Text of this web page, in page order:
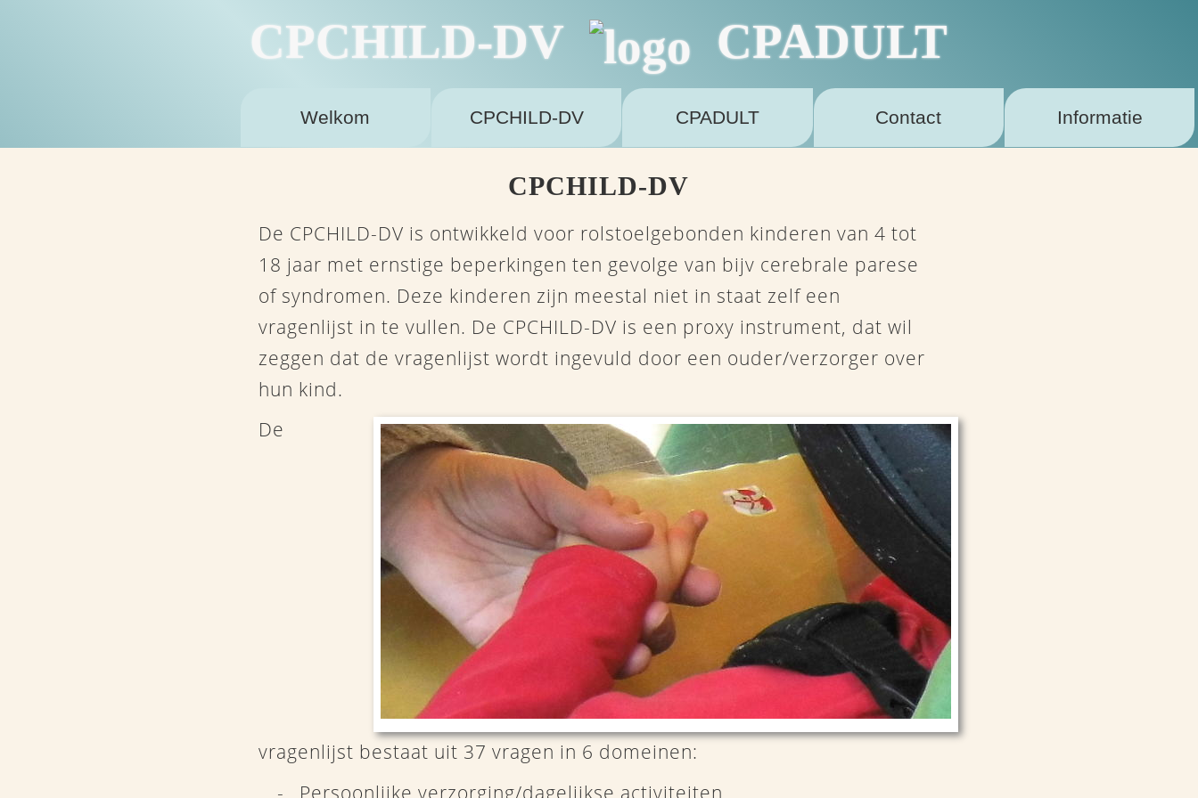
CPCHILD-DV CPADULT
Welkom CPCHILD-DV CPADULT Contact Informatie
CPCHILD-DV
De CPCHILD-DV is ontwikkeld voor rolstoelgebonden kinderen van 4 tot
18 jaar met ernstige beperkingen ten gevolge van bijv cerebrale parese
of syndromen. Deze kinderen zijn meestal niet in staat zelf een
vragenlijst in te vullen. De CPCHILD-DV is een proxy instrument, dat wil
zeggen dat de vragenlijst wordt ingevuld door een ouder/verzorger over
hun kind.
De
vragenlijst bestaat uit 37 vragen in 6 domeinen:
Persoonlijke verzorging/dagelijkse activiteiten